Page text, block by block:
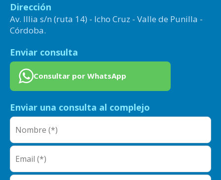
Dirección
Av. Illia s/n (ruta 14) - Icho Cruz - Valle de Punilla -
Córdoba.
Enviar consulta
Consultar por WhatsApp
Enviar una consulta al complejo